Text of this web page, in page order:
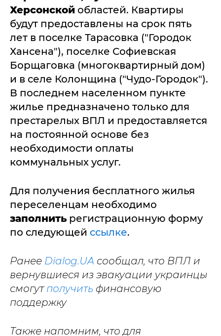
Херсонской областей. Квартиры
будут предоставлены на срок пять
лет в поселке Тарасовка ("Городок
Хансена"), поселке Софиевская
Борщаговка (многоквартирный дом)
и в селе Колонщина ("Чудо-Городок").
В последнем населенном пункте
жилье предназначено только для
престарелых ВПЛ и предоставляется
на постоянной основе без
необходимости оплаты
коммунальных услуг.
Для получения бесплатного жилья
переселенцам необходимо
заполнить регистрационную форму
по следующей ссылке.
Ранее Dialog.UA сообщал, что ВПЛ и
вернувшиеся из эвакуации украинцы
смогут получить финансовую
поддержку
Также напомним, что для